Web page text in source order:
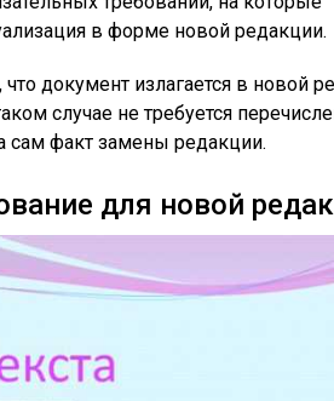
в форме новой редакции.
документ излагается в новой
случае не требуется
сам факт замены редакции.
для новой